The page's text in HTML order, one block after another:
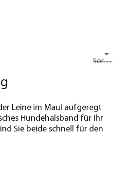
Sortieren nach
Leine im Maul aufgeregt
Hundehalsband für Ihr
Sie beide schnell für den